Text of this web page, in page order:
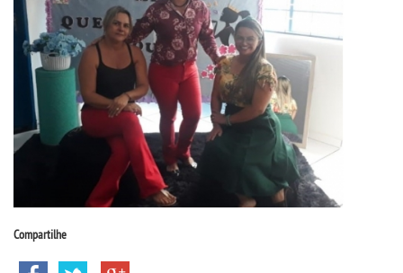
BACHARELADOS
LICENCIATURAS
TECNOLÓGICOS
VESTIBULAR
INSCREVA-SE
Compartilhe